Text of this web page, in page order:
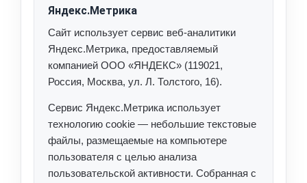
Яндекс.Метрика
Сайт использует сервис веб-аналитики
Яндекс.Метрика, предоставляемый
компанией ООО «ЯНДЕКС» (119021,
Россия, Москва, ул. Л. Толстого, 16).
Сервис Яндекс.Метрика использует
технологию cookie — небольшие текстовые
файлы, размещаемые на компьютере
пользователя с целью анализа
пользовательской активности. Собранная с